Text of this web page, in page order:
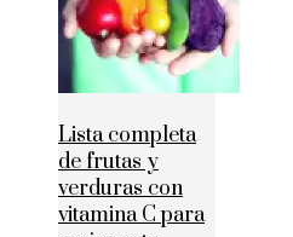
Lista completa
de frutas y
verduras con
vitamina C para